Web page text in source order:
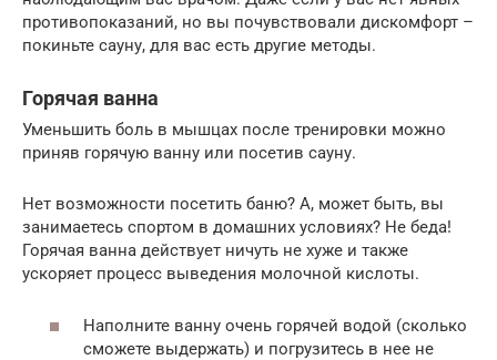
противопоказаний, но вы почувствовали дискомфорт –
покиньте сауну, для вас есть другие методы.
Горячая ванна
Уменьшить боль в мышцах после тренировки можно
приняв горячую ванну или посетив сауну.
Нет возможности посетить баню? А, может быть, вы
занимаетесь спортом в домашних условиях? Не беда!
Горячая ванна действует ничуть не хуже и также
ускоряет процесс выведения молочной кислоты.
Наполните ванну очень горячей водой (сколько
сможете выдержать) и погрузитесь в нее не